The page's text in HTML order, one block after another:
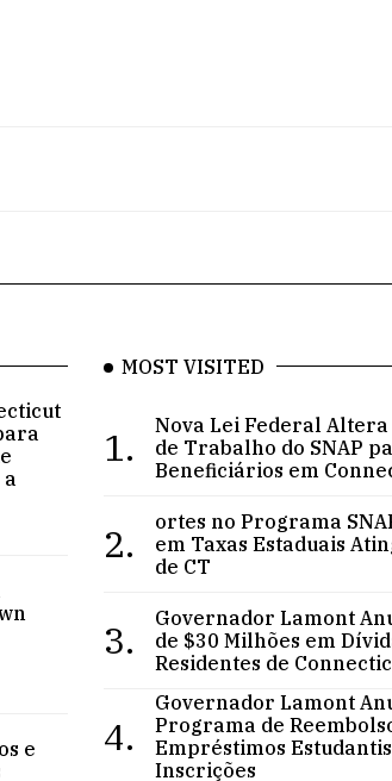
e
MOST VISITED
1.
Nova Lei Federal Altera
de Trabalho do SNAP
Beneficiários em
2.
ortes no Programa
em Taxas Estaduais
de CT
3.
Governador Lamont
de $30 Milhões em
Residentes de
4.
Governador Lamont
Programa de
Empréstimos Estudantis
Inscrições